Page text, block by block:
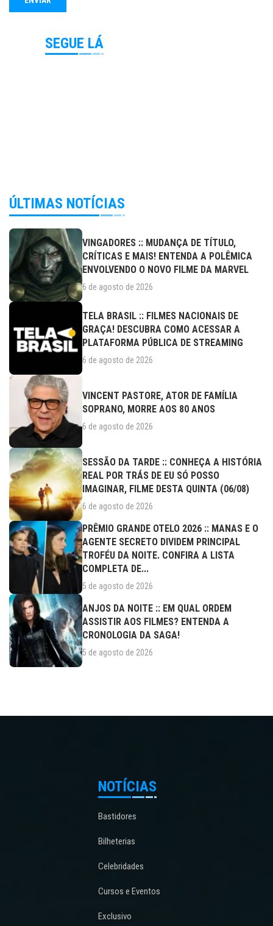
SEGUE LÁ
ÚLTIMAS NOTÍCIAS
VINGADORES :: MUDANÇA DE TÍTULO,
CRÍTICAS E MAIS! ENTENDA A POLÊMICA
ENVOLVENDO O NOVO FILME DA MARVEL
6 de agosto de 2026
TELA BRASIL :: FILMES NACIONAIS DE
GRAÇA! DESCUBRA COMO ACESSAR A
PLATAFORMA PÚBLICA DE STREAMING
6 de agosto de 2026
VINCENT PASTORE, ATOR DE FAMÍLIA
SOPRANO, MORRE AOS 80 ANOS
6 de agosto de 2026
SESSÃO DA TARDE :: CONHEÇA A HISTÓRIA
REAL POR TRÁS DE EU SÓ POSSO
IMAGINAR, FILME DESTA QUINTA (06/08)
6 de agosto de 2026
PRÊMIO GRANDE OTELO 2026 :: MANAS E O
AGENTE SECRETO DIVIDEM PRINCIPAL
TROFÉU DA NOITE. CONFIRA A LISTA
COMPLETA DE...
5 de agosto de 2026
ANJOS DA NOITE :: EM QUAL ORDEM
ASSISTIR AOS FILMES? ENTENDA A
CRONOLOGIA DA SAGA!
5 de agosto de 2026
NOTÍCIAS
Bastidores
Bilheterias
Celebridades
Cursos e Eventos
Exclusivo